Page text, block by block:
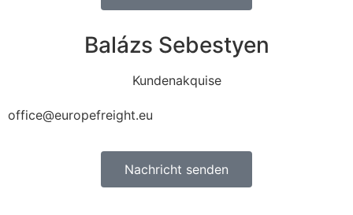
Balázs Sebestyen
Kundenakquise
office@europefreight.eu
Nachricht senden